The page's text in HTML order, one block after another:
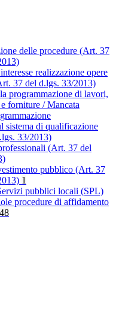
delle procedure (Art. 37
realizzazione opere
37 del d.lgs. 33/2013)
programmazione di lavori,
forniture / Mancata
sistema di qualificazione
33/2013)
(Art. 37 del
pubblico (Art. 37
1
pubblici locali (SPL)
procedure di affidamento